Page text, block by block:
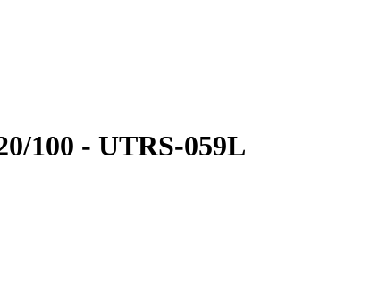
100 - UTRS-059L